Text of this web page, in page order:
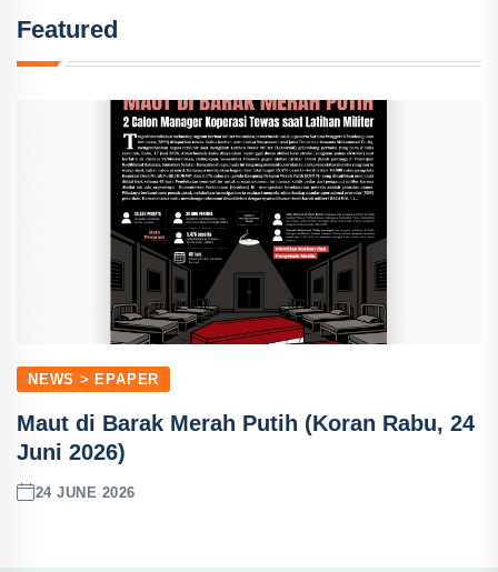
Featured
NEWS > EPAPER
Maut di Barak Merah Putih (Koran Rabu, 24
Juni 2026)
24 JUNE 2026